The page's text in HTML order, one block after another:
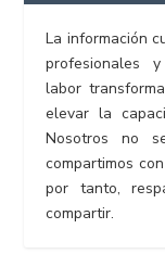
La información
profesionales
labor
elevar la
Nosotros no
compartimos
por tanto,
compartir.